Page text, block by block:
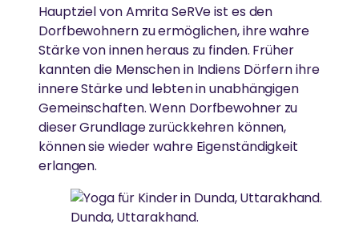
Hauptziel von Amrita SeRVe ist es den
Dorfbewohnern zu ermöglichen, ihre wahre
Stärke von innen heraus zu finden. Früher
kannten die Menschen in Indiens Dörfern ihre
innere Stärke und lebten in unabhängigen
Gemeinschaften. Wenn Dorfbewohner zu
dieser Grundlage zurückkehren können,
können sie wieder wahre Eigenständigkeit
erlangen.
Dunda, Uttarakhand.